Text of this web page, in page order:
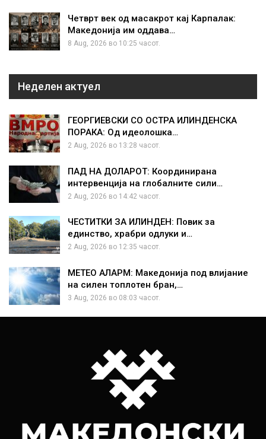
Четврт век од масакрот кај Карпалак:
Македонија им оддава…
8 Aug, 2026 во 10:25 часот.
Неделен актуел
ГЕОРГИЕВСКИ СО ОСТРА ИЛИНДЕНСКА
ПОРАКА: Од идеолошка…
2 Aug, 2026 во 13:28 часот.
ПАД НА ДОЛАРОТ: Координирана
интервенција на глобалните сили…
2 Aug, 2026 во 14:42 часот.
ЧЕСТИТКИ ЗА ИЛИНДЕН: Повик за
единство, храбри одлуки и…
2 Aug, 2026 во 12:35 часот.
МЕТЕО АЛАРМ: Македонија под влијание
на силен топлотен бран,…
3 Aug, 2026 во 08:03 часот.